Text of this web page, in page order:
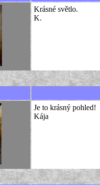
Krásné světlo.
K.
Je to krásný pohled!
Kája